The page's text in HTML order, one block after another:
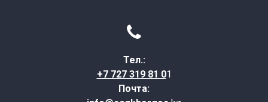

Тел.:
+7 727 319 81 01
Почта: